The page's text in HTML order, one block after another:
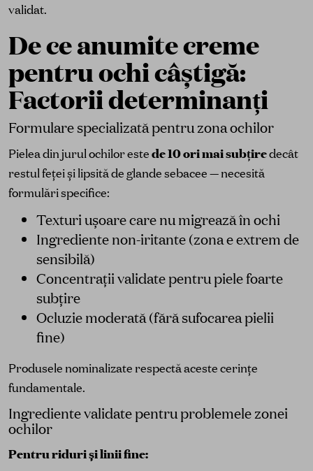
validat.
De ce anumite creme
pentru ochi câștigă:
Factorii determinanți
Formulare specializată pentru zona ochilor
Pielea din jurul ochilor estede 10 ori mai subțiredecât
restul feței și lipsită de glande sebacee — necesită
formulări specifice:
Texturi ușoare care nu migrează în ochi
Ingrediente non-iritante (zona e extrem de
sensibilă)
Concentrații validate pentru piele foarte
subțire
Ocluzie moderată (fără sufocarea pielii
fine)
Produsele nominalizate respectă aceste cerințe
fundamentale.
Ingrediente validate pentru problemele zonei
ochilor
Pentru riduri și linii fine: